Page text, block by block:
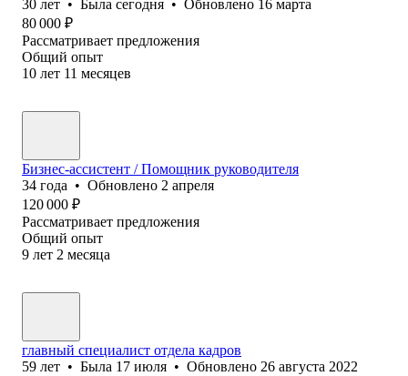
30 лет • Была сегодня • Обновлено 16 марта
80 000 ₽
Рассматривает предложения
Общий опыт
10 лет 11 месяцев
Бизнес-ассистент / Помощник руководителя
34 года • Обновлено 2 апреля
120 000 ₽
Рассматривает предложения
Общий опыт
9 лет 2 месяца
главный специалист отдела кадров
59 лет • Была 17 июля • Обновлено 26 августа 2022